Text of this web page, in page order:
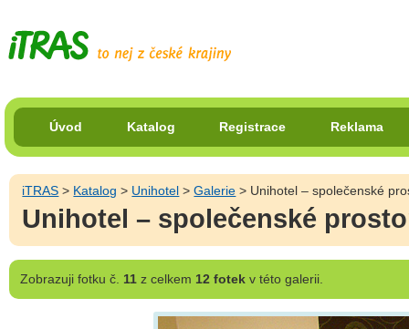
Úvod Katalog Registrace Reklama
iTRAS > Katalog > Unihotel >Galerie > Unihotel – společenské
Unihotel – společenské
Zobrazujifotku č. 11z celkem 12 fotekv této galerii.